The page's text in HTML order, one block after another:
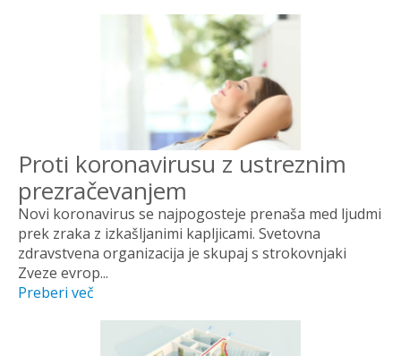
Proti koronavirusu z ustreznim
prezračevanjem
Novi koronavirus se najpogosteje prenaša med ljudmi
prek zraka z izkašljanimi kapljicami. Svetovna
zdravstvena organizacija je skupaj s strokovnjaki
Zveze evrop...
Preberi več